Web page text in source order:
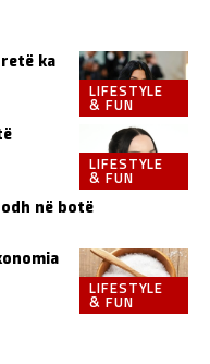
LIFESTYLE
& FUN
ka
LIFESTYLE
& FUN
në botë
LIFESTYLE
& FUN